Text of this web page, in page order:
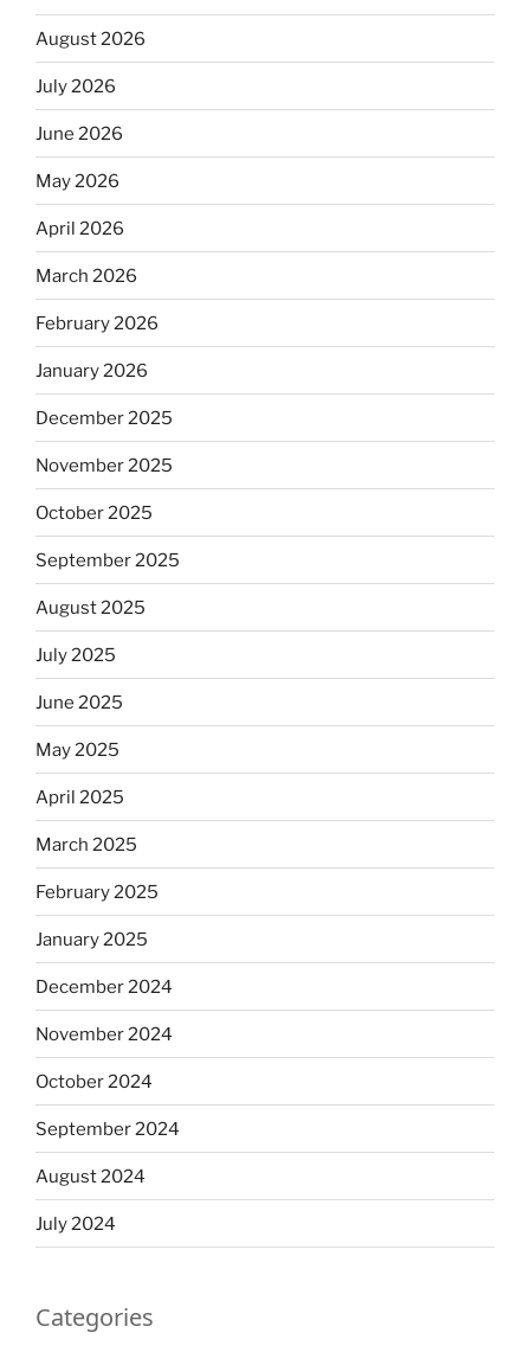
August 2026
July 2026
June 2026
May 2026
April 2026
March 2026
February 2026
January 2026
December 2025
November 2025
October 2025
September 2025
August 2025
July 2025
June 2025
May 2025
April 2025
March 2025
February 2025
January 2025
December 2024
November 2024
October 2024
September 2024
August 2024
July 2024
Categories